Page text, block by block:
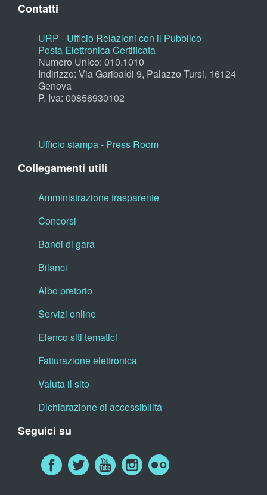
Contatti
URP - Ufficio Relazioni con il Pubblico
Posta Elettronica Certificata
Numero Unico: 010.1010
Indirizzo: Via Garibaldi 9, Palazzo Tursi, 16124
Genova
P. Iva: 00856930102
Ufficio stampa - Press Room
Collegamenti utili
Amministrazione trasparente
Concorsi
Bandi di gara
Bilanci
Albo pretorio
Servizi online
Elenco siti tematici
Fatturazione elettronica
Valuta il sito
Dichiarazione di accessibilità
Seguici su